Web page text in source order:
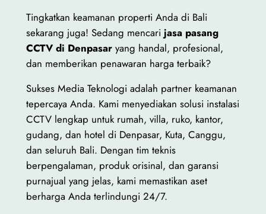
Tingkatkan keamanan properti Anda di Bali
sekarang juga! Sedang mencari jasa pasang
CCTV di Denpasaryang handal, profesional,
dan memberikan penawaran harga terbaik?
Sukses Media Teknologi adalah partner keamanan
tepercaya Anda. Kami menyediakan solusi instalasi
CCTV lengkap untuk rumah, villa, ruko, kantor,
gudang, dan hotel di Denpasar, Kuta, Canggu,
dan seluruh Bali. Dengan tim teknis
berpengalaman, produk orisinal, dan garansi
purnajual yang jelas, kami memastikan aset
berharga Anda terlindungi 24/7.